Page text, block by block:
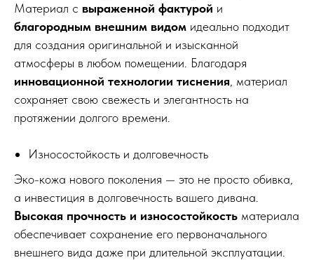
Материал с выраженной фактурой и
благородным внешним видом идеально подходит
для создания оригинальной и изысканной
атмосферы в любом помещении. Благодаря
инновационной технологии тиснения, материал
сохраняет свою свежесть и элегантность на
протяжении долгого времени.
Износостойкость и долговечность
Эко-кожа нового поколения — это не просто обивка,
а инвестиция в долговечность вашего дивана.
Высокая прочность и износостойкость материала
обеспечивает сохранение его первоначального
внешнего вида даже при длительной эксплуатации.